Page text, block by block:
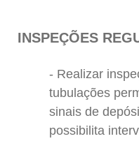
INSPEÇÕES
Realizar
tubulações
sinais de
possibilita